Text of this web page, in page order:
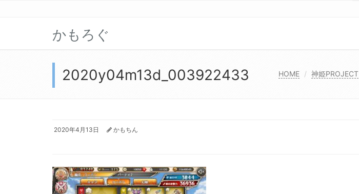
かもろぐ
2020y04m13d_003922433 HOME 神姫PROJECT
2020年4月13日 かもちん